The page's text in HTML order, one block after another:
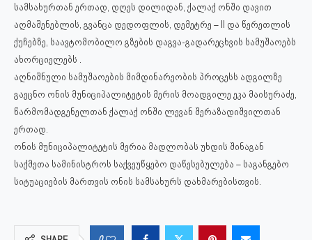
სამსახურთან ერთად, დღეს დილიდან, ქალაქ ონში დავით
აღმაშენებლის, გვანცა დედოფლის, დემეტრე – II და წერეთლის
ქუჩებზე, საავტომობილო გზების დაგვა-გადარეცხვის სამუშაოებს
ახორციელებს .
აღნიშნული სამუშაოების მიმდინარეობის პროცესს ადგილზე
გაეცნო ონის მუნიციპალიტეტის მერის მოადგილე ეკა მაისურაძე,
წარმომადგენელთან ქალაქ ონში ლევან შერაზადიშვილთან
ერთად.
ონის მუნიციპალიტეტის მერია მადლობას უხდის შინაგან
საქმეთა სამინისტროს საქვეუწყებო დაწესებულება – საგანგებო
სიტუაციების მართვის ონის სამსახურს დახმარებისთვის.